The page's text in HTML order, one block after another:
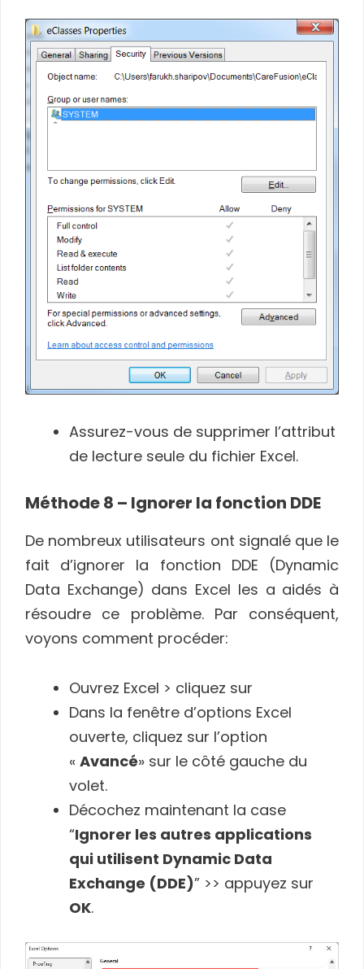
Assurez-vous de supprimer l’attribut
de lecture seule du fichier Excel.
Méthode 8 – Ignorer la fonction DDE
De nombreux utilisateurs ont signalé que le
fait d’ignorer la fonction DDE (Dynamic
Data Exchange) dans Excel les a aidés à
résoudre ce problème. Par conséquent,
voyons comment procéder:
Ouvrez Excel > cliquez sur
Dans la fenêtre d’options Excel
ouverte, cliquez sur l’option
« Avancé» sur le côté gauche du
volet.
Décochez maintenant la case
“Ignorer les autres applications
qui utilisent Dynamic Data
Exchange (DDE)” >> appuyez sur
OK.